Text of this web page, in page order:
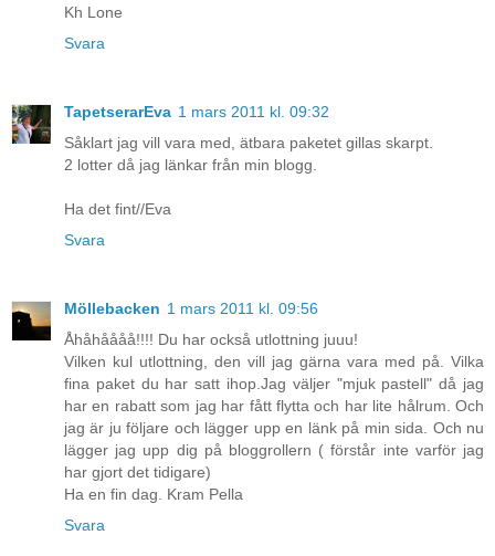
Kh Lone
Svara
TapetserarEva 1 mars 2011 kl. 09:32
Såklart jag vill vara med, ätbara paketet gillas skarpt.
2 lotter då jag länkar från min blogg.
Ha det fint//Eva
Svara
Möllebacken 1 mars 2011 kl. 09:56
Åhåhåååå!!!! Du har också utlottning juuu!
Vilken kul utlottning, den vill jag gärna vara med på. Vilka
fina paket du har satt ihop.Jag väljer "mjuk pastell" då jag
har en rabatt som jag har fått flytta och har lite hålrum. Och
jag är ju följare och lägger upp en länk på min sida. Och nu
lägger jag upp dig på bloggrollern ( förstår inte varför jag
har gjort det tidigare)
Ha en fin dag. Kram Pella
Svara